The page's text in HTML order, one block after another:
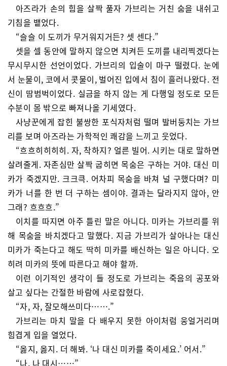
아즈라가 손의 힘을 살짝 풀자 가브리는 거친 숨을 내쉬고
기침을 뱉었다.
“슬슬 이 도끼가 무거워지거든? 셋 센다.”
셋을 셀 동안에 말하지 않으면 치켜든 도끼를 내리찍겠다는
무시무시한 선언이었다. 가브리의 입술이 마구 떨렸다. 눈에
서 눈물이, 코에서 콧물이, 벌어진 입에서 침이 흘러나왔다. 전
신이 땀범벅이었다. 실금을 하지 않는 게 다행일 정도로 모든
수분이 몸 밖으로 빠져나올 기세였다.
사냥꾼에게 잡힌 불쌍한 포식자처럼 떨며 발버둥치는 가브
리를 보며 아즈라는 가학적인 쾌감을 느끼고 웃었다.
“흐흐히히히히. 자, 착하지? 얼른 빌어. 시키는 대로 말하면
살려줄게. 자존심만 살짝 굽히면 목숨은 구하는 거야. 대신 미
카가 죽겠지만. 크크큭. 어차피 목숨을 바쳐 널 구했다며? 미
카가 너를 한 번 더 구하는 셈이야. 결과는 달라지지 않아, 안
그래? 흐흐흐.”
이치를 따지면 아주 틀린 말은 아니다. 미카는 가브리를 위
해 목숨을 바치겠다고 말했다. 지금 가브리가 살아나는 대신
미카가 죽는다고 해도 딱히 미카를 배신하는 일은 아니다. 오
히려 미카의 뜻에 따른다고 해야 할까.
이런 이기적인 생각이 들 정도로 가브리는 죽음의 공포와
살고 싶다는 간절한 바람에 사로잡혔다.
“자, 자, 잘모해쓰미다…….”
가브리는 마치 말을 다 배우지 못한 아이처럼 웅얼거리며
힘겹게 입을 열었다.
“옳지, 옳지. 더 해봐. ‘나 대신 미카를 죽이세요.’ 어서.”
“나, 나 대시……”